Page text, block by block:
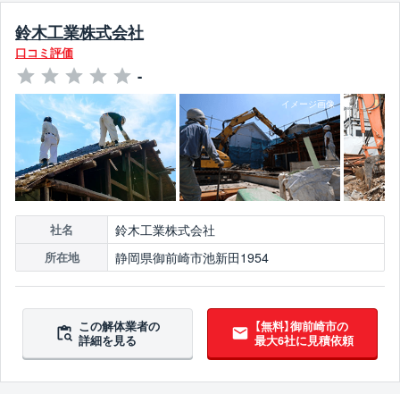
鈴木工業株式会社
口コミ評価
-
社名 鈴木工業株式会社
所在地 静岡県御前崎市池新田1954
この解体業者の
詳細を見る
【無料】御前崎市の
最大6社に見積依頼